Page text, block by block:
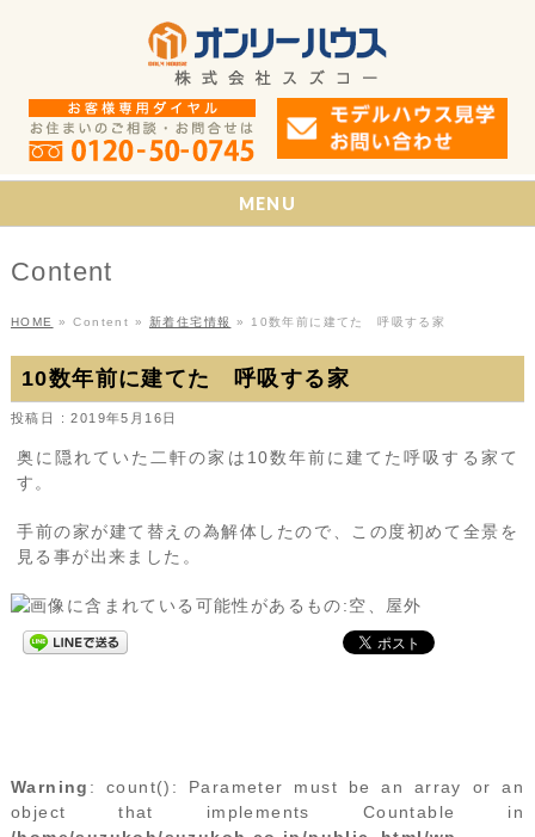
MENU
Content
HOME » Content » 新着住宅情報 » 10数年前に建てた 呼吸する家
10数年前に建てた 呼吸する家
投稿日 : 2019年5月16日
奥に隠れていた二軒の家は10数年前に建てた呼吸する家て
す。
手前の家が建て替えの為解体したので、この度初めて全景を
見る事が出来ました。
Warning : count(): Parameter must be an array or an
object that implements Countable in